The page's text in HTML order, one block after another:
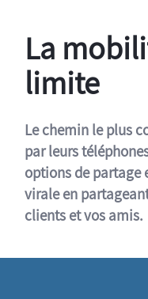
La
limite
Le chemin le plus
par leurs
options de partage
virale en
clients et vos amis.